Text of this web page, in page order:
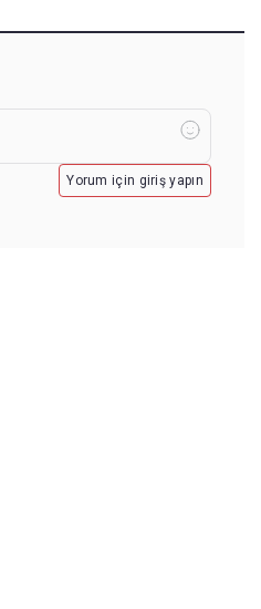
Yorum için giriş yapın